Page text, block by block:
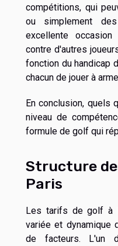
compétitions, qui
ou simplement
excellente
contre d'autres
fonction du handicap
chacun de jouer à
En conclusion, quels
niveau de
formule de golf qui
Structure
Paris
Les tarifs de golf à
variée et dynamique
de facteurs. L'un